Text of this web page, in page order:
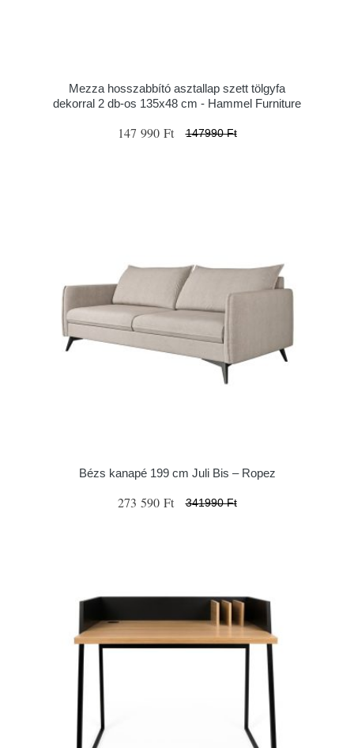
Mezza hosszabbító asztallap szett tölgyfa
dekorral 2 db-os 135x48 cm - Hammel Furniture
147 990 Ft 147990 Ft
Bézs kanapé 199 cm Juli Bis – Ropez
273 590 Ft 341990 Ft